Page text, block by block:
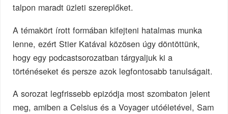
talpon maradt üzleti szereplőket.
A témakört írott formában kifejteni hatalmas munka
lenne, ezért Stier Katával közösen úgy döntöttünk,
hogy egy podcastsorozatban tárgyaljuk ki a
történéseket és persze azok legfontosabb tanulságait.
A sorozat legfrissebb epizódja most szombaton jelent
meg, amiben a Celsius és a Voyager utóéletével, Sam